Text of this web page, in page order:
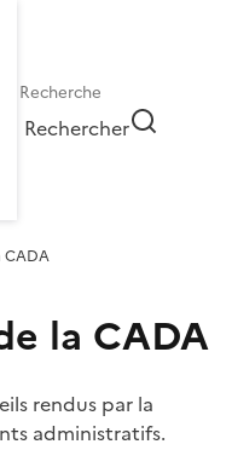
Rechercher
CADA
la CADA
rendus par la
administratifs.